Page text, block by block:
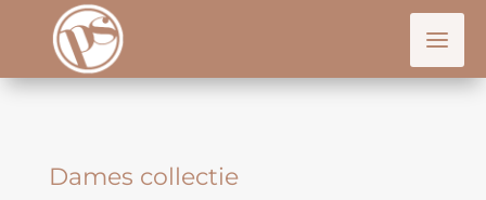
Dames collectie